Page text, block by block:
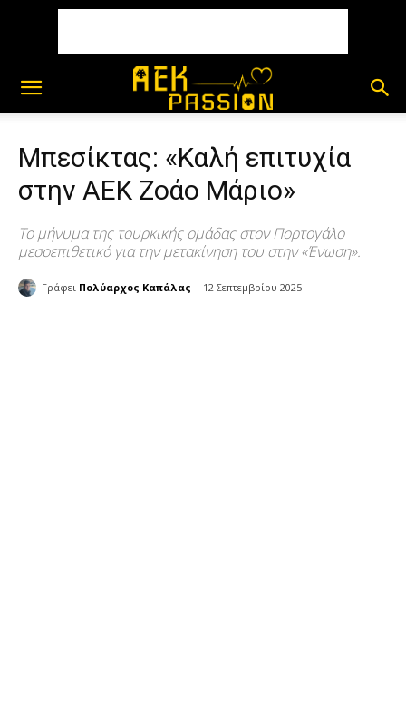
Μπεσίκτας: «Καλή επιτυχία
στην ΑΕΚ Ζοάο Μάριο»
Το μήνυμα της τουρκικής ομάδας στον Πορτογάλο
μεσοεπιθετικό για την μετακίνηση του στην «Ένωση».
Γράφει Πολύαρχος Καπάλας 12 Σεπτεμβρίου 2025